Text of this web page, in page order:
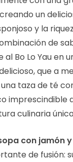
un
y la
de
Bo Lo Yau en
que a
taza de té
imprescindible
culinaria
con jamón
de fusión: